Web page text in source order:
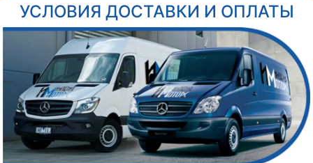
УСЛОВИЯ ДОСТАВКИ И ОПЛАТЫ